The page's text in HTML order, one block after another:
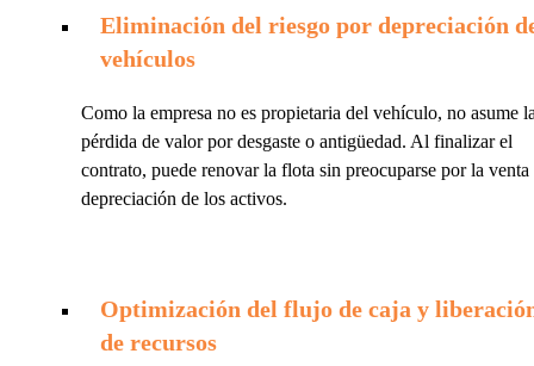
Eliminación del riesgo por depreciación
vehículos
Como la empresa no es propietaria del vehículo, no asume
pérdida de valor por desgaste o antigüedad. Al finalizar el
contrato, puede renovar la flota sin preocuparse por la venta
depreciación de los activos.
Optimización del flujo de caja y
de recursos